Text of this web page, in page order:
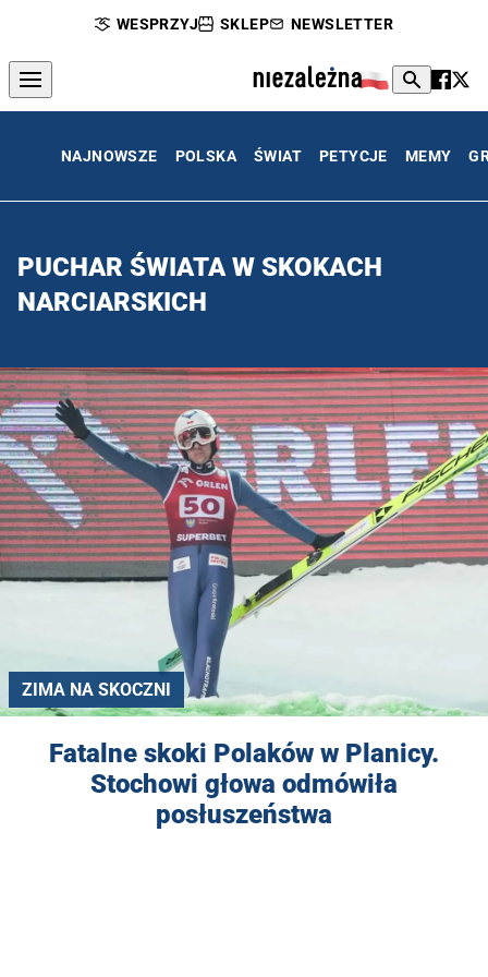
WESPRZYJ SKLEP NEWSLETTER
NAJNOWSZE POLSKA ŚWIAT PETYCJE MEMY
PUCHAR ŚWIATA W SKOKACH
NARCIARSKICH
ZIMA NA SKOCZNI
Fatalne skoki Polaków w Planicy.
Stochowi głowa odmówiła
posłuszeństwa